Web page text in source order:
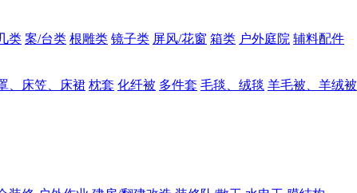
类 案/台类 根雕类 镜子类 屏风/花窗 箱类 户外庭院 辅料配件
、床笠、床裙 枕套 化纤被 多件套 毛毯、绒毯 羊毛被、羊绒被